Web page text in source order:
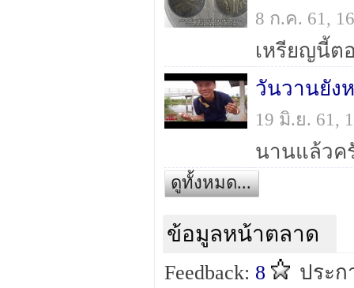
8 ก.ค. 61,
เหรียญนี้ต
วันวานยัง
19 มิ.ย. 61,
ดูทั้งหมด...
ข้อมูลหน้าตลาด
Feedback: 8 ประก